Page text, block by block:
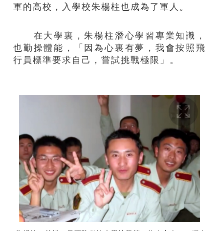
軍的高校，入學校朱楊柱也成為了軍人。
在大學裏，朱楊柱潛心學習專業知識，
也勤操體能，「因為心裏有夢，我會按照飛
行員標準要求自己，嘗試挑戰極限」。